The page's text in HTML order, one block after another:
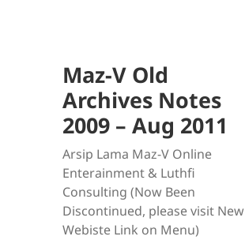
Maz-V Old
Archives Notes
2009 – Aug 2011
Arsip Lama Maz-V Online
Enterainment & Luthfi
Consulting (Now Been
Discontinued, please visit New
Webiste Link on Menu)